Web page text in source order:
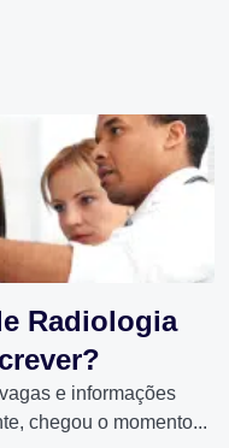
Radiologia
e informações
chegou o momento...